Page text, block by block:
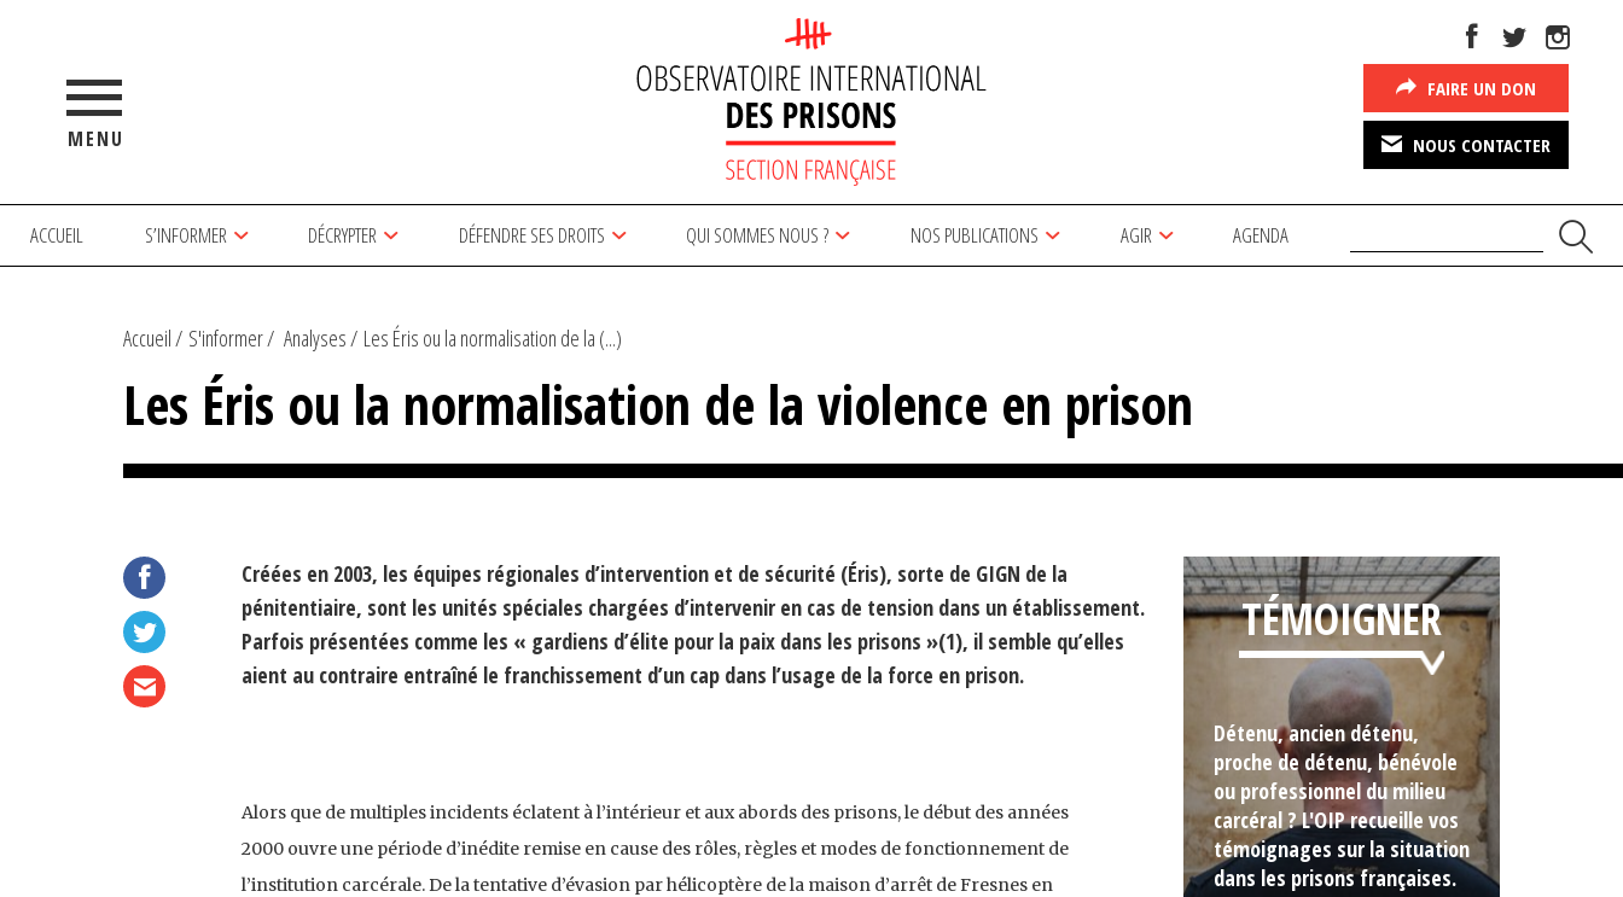
MENU
FAIRE UN DON
NOUS CONTACTER
ACCUEIL S’INFORMER DÉCRYPTER DÉFENDRE SES DROITS QUI SOMMES NOUS ? NOS PUBLICATIONS AGIR AGENDA
Accueil S'informer Analyses Les Éris ou la normalisation de la (...)
Les Éris ou la normalisation de la violence en prison
Créées en 2003, les équipes régionales d’intervention et de sécurité (Éris), sorte de GIGN de la
pénitentiaire, sont les unités spéciales chargées d’intervenir en cas de tension dans un établissement.
Parfois présentées comme les « gardiens d’élite pour la paix dans les prisons »(1), il semble qu’elles
aient au contraire entraîné le franchissement d’un cap dans l’usage de la force en prison.
Alors que de multiples incidents éclatent à l’intérieur et aux abords des prisons, le début des années
2000 ouvre une période d’inédite remise en cause des rôles, règles et modes de fonctionnement de
l’institution carcérale. De la tentative d’évasion par hélicoptère de la maison d’arrêt de Fresnes en
TÉMOIGNER
Détenu, ancien détenu,
proche de détenu, bénévole
ou professionnel du milieu
carcéral ? L'OIP recueille vos
témoignages sur la situation
dans les prisons françaises.